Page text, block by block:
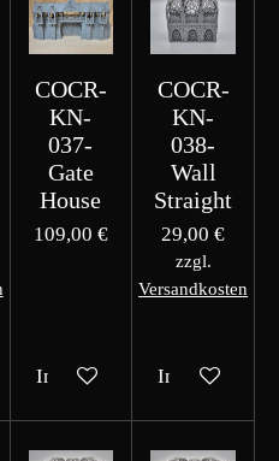
COCR-
KN-
037-
Gate
House
109,00 €
In den Warenkorb
COCR-
KN-
038-
Wall
Straight
29,00 €
zzgl.
Versandkosten
In den